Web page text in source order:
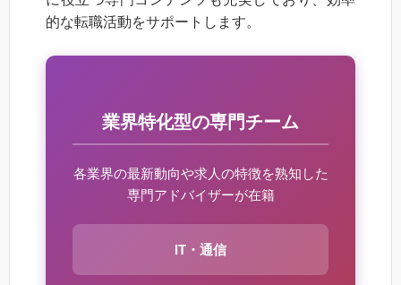
的な転職活動をサポートします。
業界特化型の専門チーム
各業界の最新動向や求人の特徴を熟知した
専門アドバイザーが在籍
IT・通信